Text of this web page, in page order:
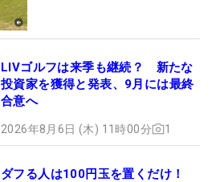
LIVゴルフは来季も継続？ 新たな
投資家を獲得と発表、9月には最終
合意へ
2026年8月6日 (木) 11時00分 1
ダフる人は100円玉を置くだけ！